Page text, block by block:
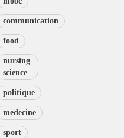
communication
food
nursing
science
politique
medecine
sport